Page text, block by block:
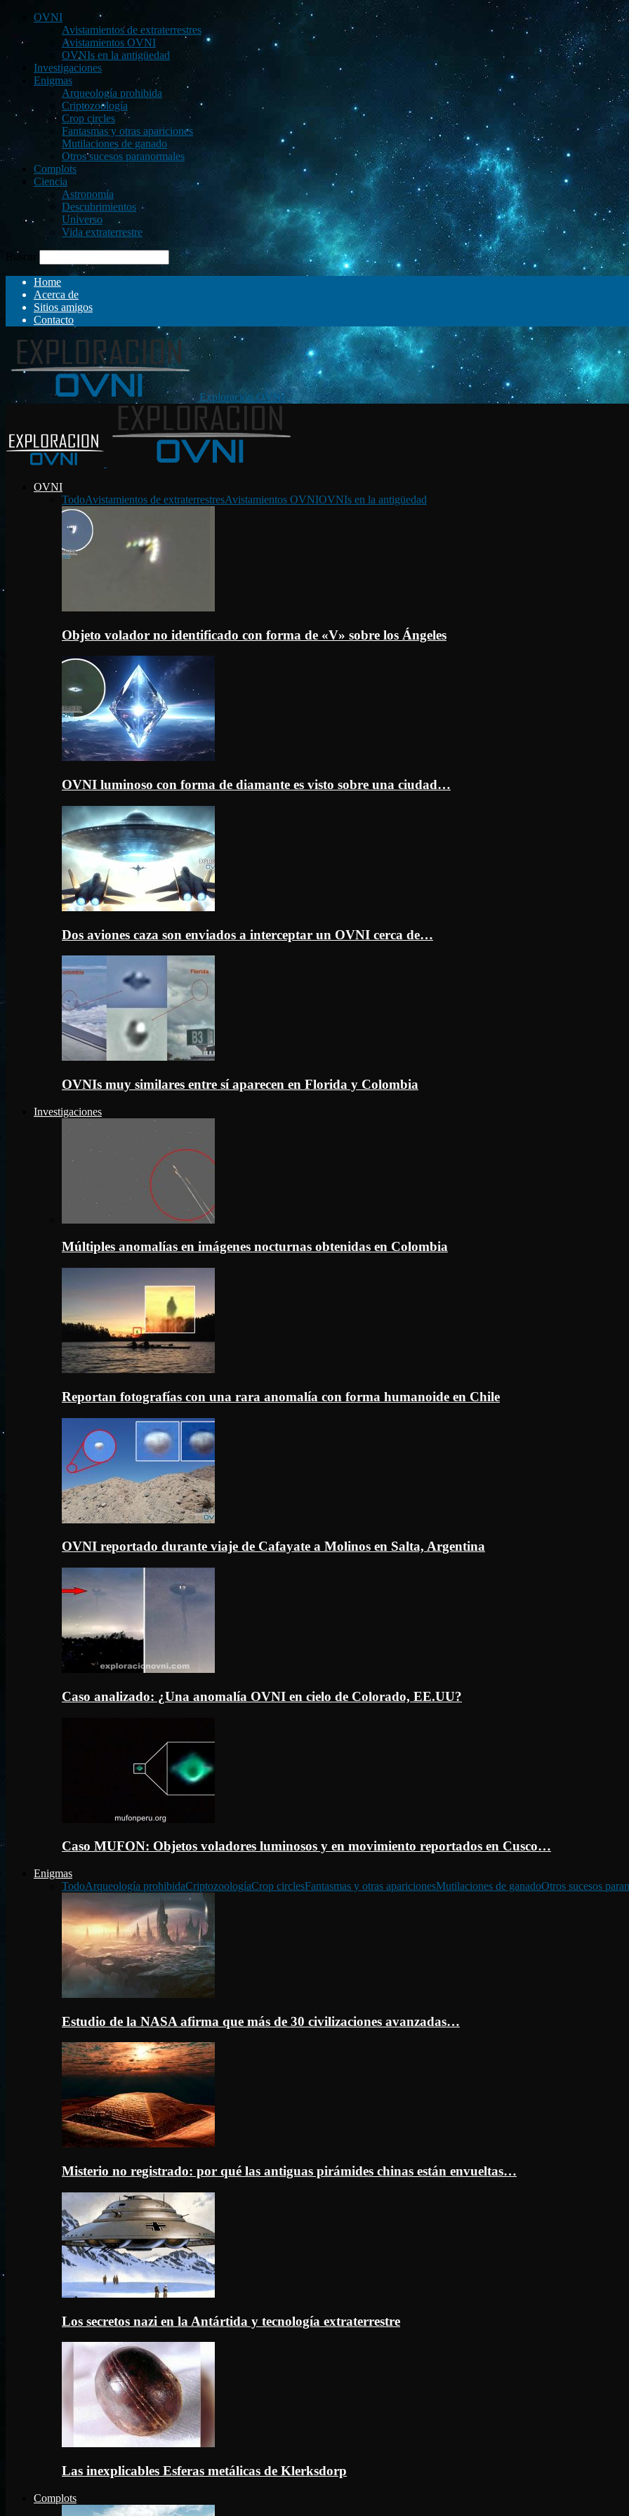
OVNI
Avistamientos de extraterrestres
Avistamientos OVNI
OVNIs en la antigüedad
Investigaciones
Enigmas
Arqueología prohibida
Criptozoología
Crop circles
Fantasmas y otras apariciones
Mutilaciones de ganado
Otros sucesos paranormales
Complots
Ciencia
Astronomía
Descubrimientos
Universo
Vida extraterrestre
Buscar
Home
Acerca de
Sitios amigos
Contacto
Exploración OVNI
OVNI
TodoAvistamientos de extraterrestresAvistamientos OVNIOVNIs en la antigüedad
Objeto volador no identificado con forma de «V» sobre los Ángeles
OVNI luminoso con forma de diamante es visto sobre una ciudad…
Dos aviones caza son enviados a interceptar un OVNI cerca de…
OVNIs muy similares entre sí aparecen en Florida y Colombia
Investigaciones
Múltiples anomalías en imágenes nocturnas obtenidas en Colombia
Reportan fotografías con una rara anomalía con forma humanoide en Chile
OVNI reportado durante viaje de Cafayate a Molinos en Salta, Argentina
Caso analizado: ¿Una anomalía OVNI en cielo de Colorado, EE.UU?
Caso MUFON: Objetos voladores luminosos y en movimiento reportados en Cusco…
Enigmas
TodoArqueología prohibidaCriptozoologíaCrop circlesFantasmas y otras aparicionesMutilaciones de ganadoOtros sucesos
Estudio de la NASA afirma que más de 30 civilizaciones avanzadas…
Misterio no registrado: por qué las antiguas pirámides chinas están envueltas…
Los secretos nazi en la Antártida y tecnología extraterrestre
Las inexplicables Esferas metálicas de Klerksdorp
Complots